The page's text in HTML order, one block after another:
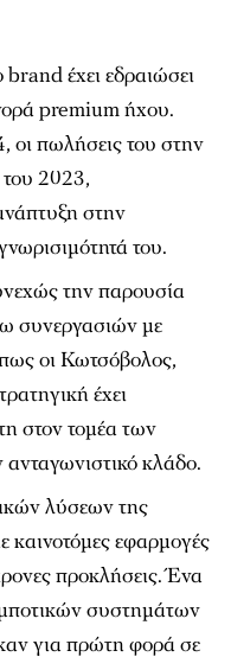
brand έχει εδραιώσει
premium ήχου.
οι πωλήσεις του στην
2023,
στην
του.
την παρουσία
συνεργασιών με
οι Κωτσόβολος,
έχει
στον τομέα των
κλάδο.
λύσεων της
καινοτόμες εφαρμογές
προκλήσεις. Ένα
συστημάτων
για πρώτη φορά σε